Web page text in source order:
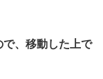
で、移動した上で